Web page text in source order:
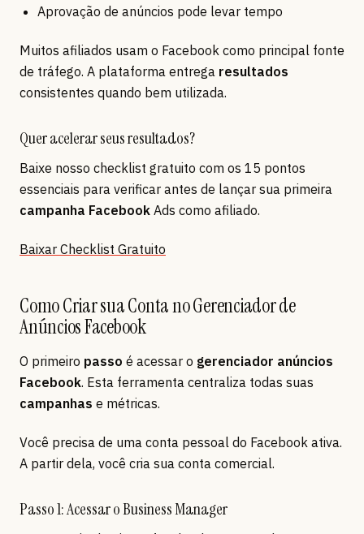
Aprovação de anúncios pode levar tempo
Muitos afiliados usam o Facebook como principal fonte
de tráfego. A plataforma entrega resultados
consistentes quando bem utilizada.
Quer acelerar seus resultados?
Baixe nosso checklist gratuito com os 15 pontos
essenciais para verificar antes de lançar sua primeira
campanha Facebook Ads como afiliado.
Baixar Checklist Gratuito
Como Criar sua Conta no Gerenciador de
Anúncios Facebook
O primeiro passo é acessar o gerenciador anúncios
Facebook. Esta ferramenta centraliza todas suas
campanhas e métricas.
Você precisa de uma conta pessoal do Facebook ativa.
A partir dela, você cria sua conta comercial.
Passo 1: Acessar o Business Manager